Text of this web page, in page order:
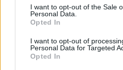
I want to opt-out of the Sale
Personal Data.
Opted In
I want to opt-out of
Personal Data for Targeted
Opted In